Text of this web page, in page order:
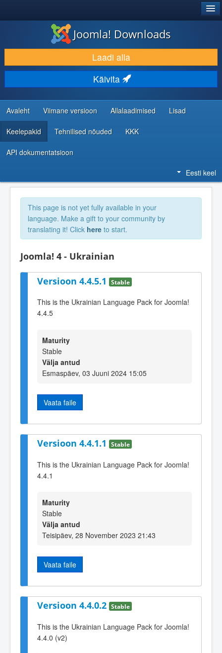
LAADI ALLA JA LAIENDA
AVASTA JA ÕPI
KOGUKOND JA KASUTAJATUGI
RESSURSID ARENDAJATELE
Joomla! Downloads
Laadi alla
Käivita
Avaleht Viimane versioon Allalaadimised Lisad
Keelepakid Tehnilised nõuded KKK
API dokumentatsioon
Eesti keel
This page is not yet fully available in your
language. Make a gift to your community by
translating it! Click here to start.
Joomla! 4 - Ukrainian
Versioon 4.4.5.1 Stable
This is the Ukrainian Language Pack for Joomla!
4.4.5
Maturity
Stable
Välja antud
Esmaspäev, 03 Juuni 2024 15:05
Vaata faile
Versioon 4.4.1.1 Stable
This is the Ukrainian Language Pack for Joomla!
4.4.1
Maturity
Stable
Välja antud
Teisipäev, 28 November 2023 21:43
Vaata faile
Versioon 4.4.0.2 Stable
This is the Ukrainian Language Pack for Joomla!
4.4.0 (v2)